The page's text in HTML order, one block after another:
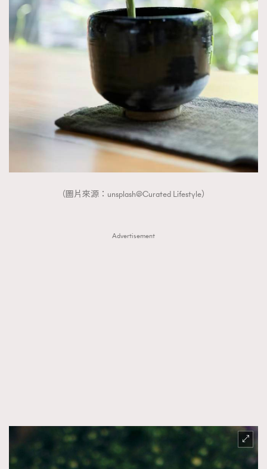
（圖片來源：unsplash@Curated Lifestyle）
Advertisement